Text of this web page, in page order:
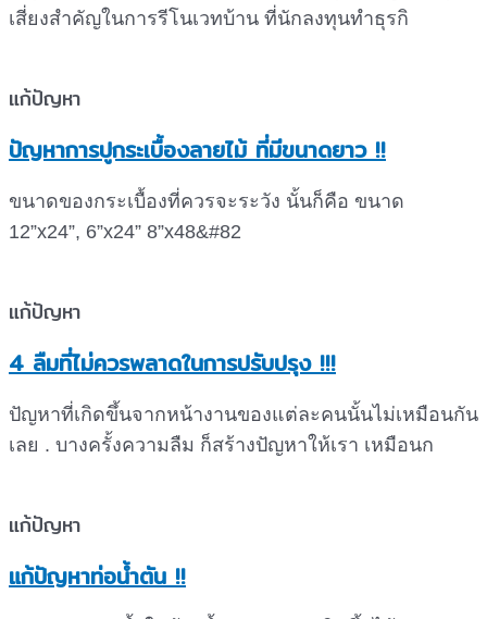
เสี่ยงสำคัญในการรีโนเวทบ้าน ที่นักลงทุนทำธุรกิ
แก้ปัญหา
ปัญหาการปูกระเบื้องลายไม้ ที่มีขนาดยาว !!
ขนาดของกระเบื้องที่ควรจะระวัง นั้นก็คือ ขนาด
12”x24”, 6”x24” 8”x48&#82
แก้ปัญหา
4 ลืมที่ไม่ควรพลาดในการปรับปรุง !!!
ปัญหาที่เกิดขึ้นจากหน้างานของแต่ละคนนั้นไม่เหมือนกัน
เลย . บางครั้งความลืม ก็สร้างปัญหาให้เรา เหมือนก
แก้ปัญหา
แก้ปัญหาท่อน้ำตัน !!